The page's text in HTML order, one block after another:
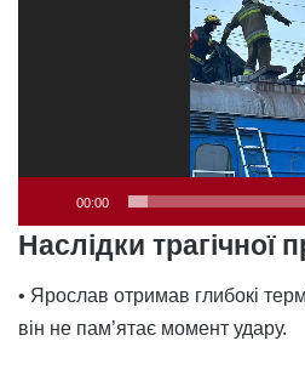
00:00
Наслідки трагічної
• Ярослав отримав глибокі
він не пам’ятає момент удару.